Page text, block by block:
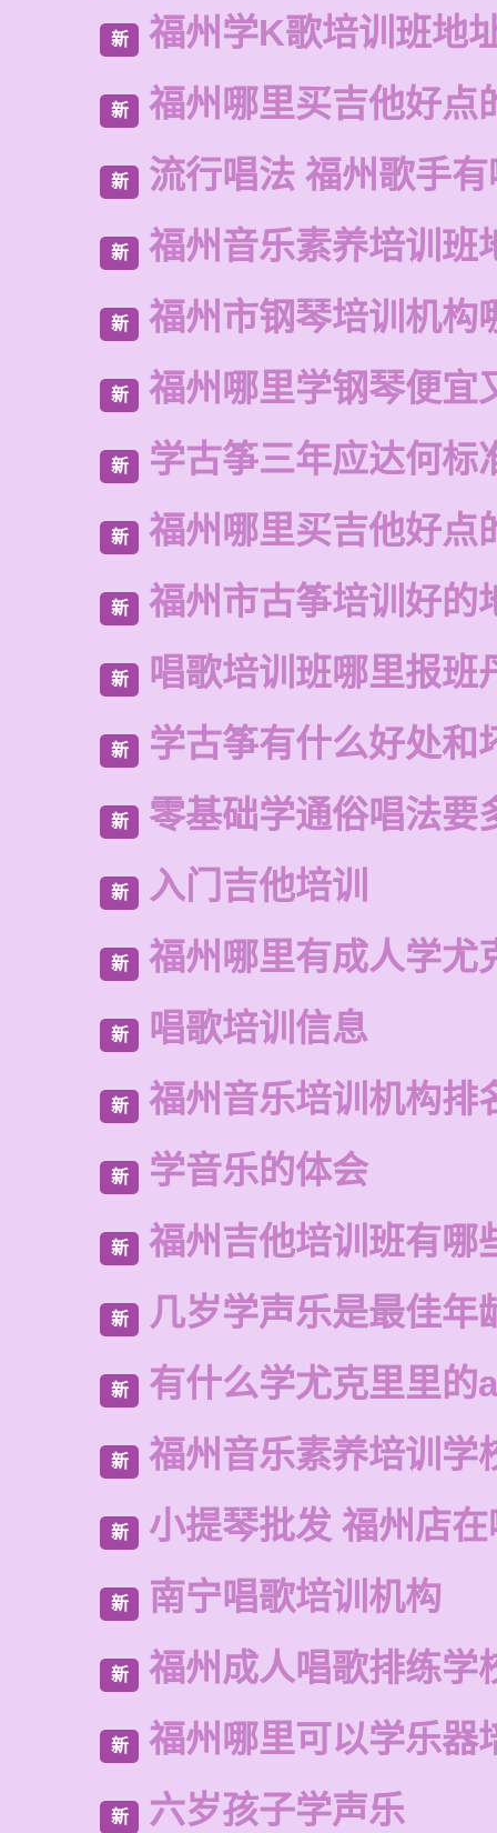
新 福州学K歌培训班地
新 福州哪里买吉他好点
新 流行唱法 福州歌手
新 福州音乐素养培训班
新 福州市钢琴培训机构
新 福州哪里学钢琴便宜
新 学古筝三年应达何标
新 福州哪里买吉他好点
新 福州市古筝培训好的
新 唱歌培训班哪里报班
新 学古筝有什么好处和
新 零基础学通俗唱法要
新 入门吉他培训
新 福州哪里有成人学尤
新 唱歌培训信息
新 福州音乐培训机构排
新 学音乐的体会
新 福州吉他培训班有哪
新 几岁学声乐是最佳年
新 有什么学尤克里里的
新 福州音乐素养培训学
新 小提琴批发 福州店
新 南宁唱歌培训机构
新 福州成人唱歌排练学
新 福州哪里可以学乐器
新 六岁孩子学声乐